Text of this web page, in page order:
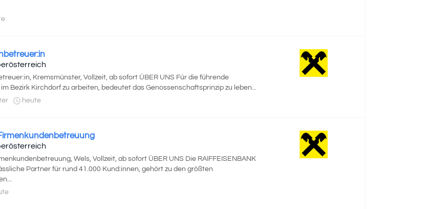
Kremsmünster, Vollzeit, ab sofort ÜBER UNS Für die führende
Bezirk Kirchdorf zu arbeiten, bedeutet das Genossenschaftsprinzip zu leben...
heute
Wels, Vollzeit, ab sofort ÜBER UNS Die RAIFFEISENBANK
Partner für rund 41.000 Kund:innen, gehört zu den größten